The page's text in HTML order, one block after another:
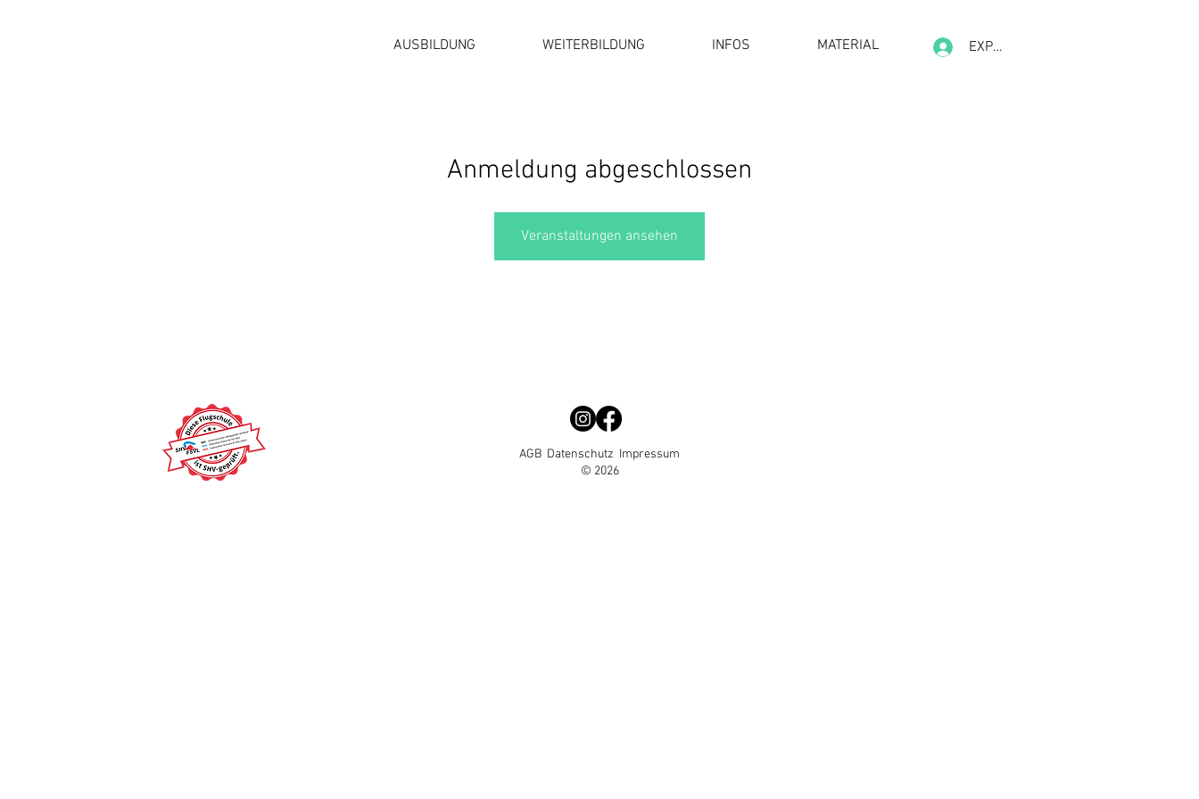
AUSBILDUNG WEITERBILDUNG INFOS MATERIAL EXPERIENCE
Anmeldung abgeschlossen
Veranstaltungen ansehen
AGB Datenschutz Impressum
© 2026